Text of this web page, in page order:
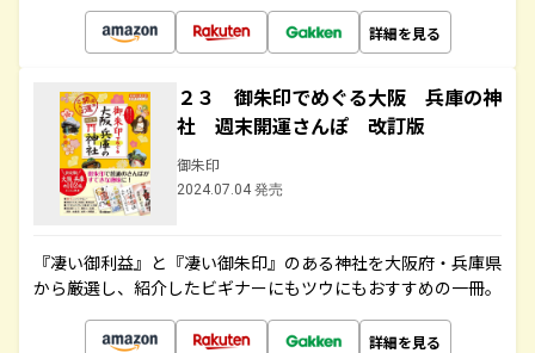
詳細を見る
２３ 御朱印でめぐる大阪 兵庫の神
社 週末開運さんぽ 改訂版
御朱印
2024.07.04 発売
『凄い御利益』と『凄い御朱印』のある神社を大阪府・兵庫県
から厳選し、紹介したビギナーにもツウにもおすすめの一冊。
詳細を見る